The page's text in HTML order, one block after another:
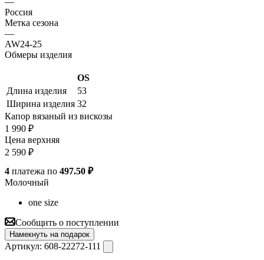
Россия
Метка сезона
—
AW24-25
Обмеры изделия
OS
Длина изделия
53
Ширина изделия 32
Капор вязаный из вискозы
1 990 ₽
Цена верхняя
2 590 ₽
4 платежа по 497.50 ₽
Молочный
one size
Сообщить о поступлении
Намекнуть на подарок
Артикул: 608-22272-111